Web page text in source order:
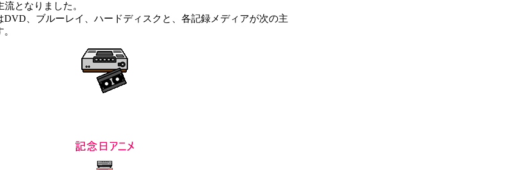
となりました。
、ブルーレイ、ハードディスクと、各記録メディアが次の主